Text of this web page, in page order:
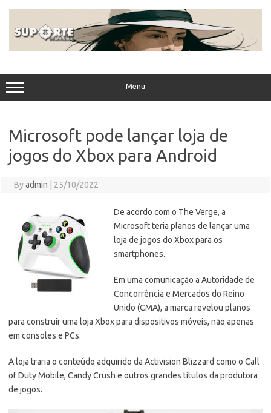
Menu
Microsoft pode lançar loja de
jogos do Xbox para Android
Byadmin 25/10/2022
De acordo com o The Verge, a
Microsoft teria planos de lançar uma
loja de jogos do Xbox para os
smartphones.
Em uma comunicação a Autoridade de
Concorrência e Mercados do Reino
Unido (CMA), a marca revelou planos
para construir uma loja Xbox para dispositivos móveis, não apenas
em consoles e PCs.
A loja traria o conteúdo adquirido da Activision Blizzard como o Call
of Duty Mobile, Candy Crush e outros grandes títulos da produtora
de jogos.